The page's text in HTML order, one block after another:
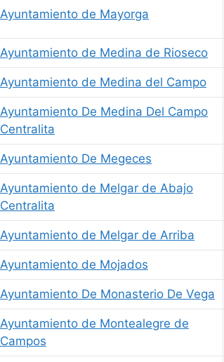
Ayuntamiento de Mayorga
Ayuntamiento de Medina de Rioseco
Ayuntamiento de Medina del Campo
Ayuntamiento De Medina Del Campo
Centralita
Ayuntamiento De Megeces
Ayuntamiento de Melgar de Abajo
Centralita
Ayuntamiento de Melgar de Arriba
Ayuntamiento de Mojados
Ayuntamiento De Monasterio De Vega
Ayuntamiento de Montealegre de
Campos